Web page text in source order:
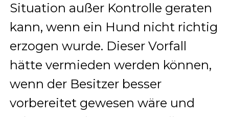
Situation außer Kontrolle geraten
kann, wenn ein Hund nicht richtig
erzogen wurde. Dieser Vorfall
hätte vermieden werden können,
wenn der Besitzer besser
vorbereitet gewesen wäre und